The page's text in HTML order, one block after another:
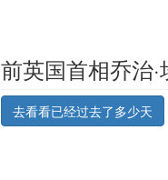
前英国首相乔治
去看看已经过去了多少天